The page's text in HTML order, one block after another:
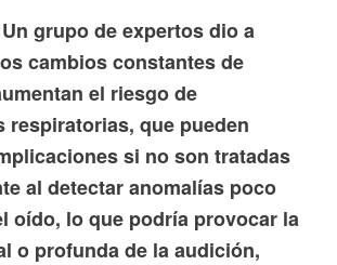
grupo de expertos dio a
cambios constantes de
el riesgo de
respiratorias, que pueden
si no son tratadas
al detectar anomalías poco
oído, lo que podría provocar la
o profunda de la audición,